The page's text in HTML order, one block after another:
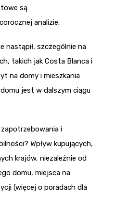
są
analizie.
nastąpił, szczególnie na
takich jak Costa Blanca i
na domy i mieszkania
jest w dalszym ciągu
i
Wpływ kupujących,
krajów, niezależnie od
domu, miejsca na
(więcej o poradach dla